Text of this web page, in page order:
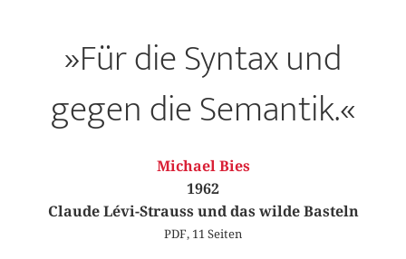
»Für die Syntax und
gegen die Semantik.«
Michael Bies
1962
Claude Lévi-Strauss und das wilde Basteln
PDF, 11 Seiten